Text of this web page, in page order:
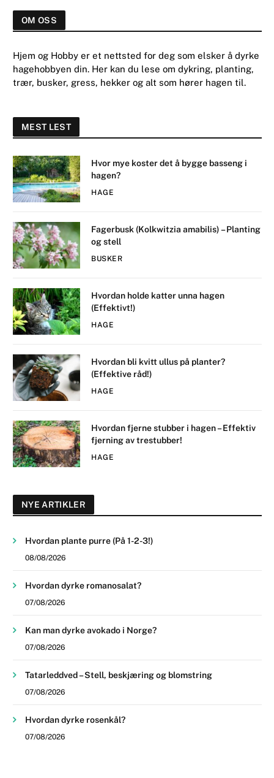
OM OSS
Hjem og Hobby er et nettsted for deg som elsker å dyrke
hagehobbyen din. Her kan du lese om dykring, planting,
trær, busker, gress, hekker og alt som hører hagen til.
MEST LEST
Hvor mye koster det å bygge basseng i
hagen?
HAGE
Fagerbusk (Kolkwitzia amabilis) – Planting
og stell
BUSKER
Hvordan holde katter unna hagen
(Effektivt!)
HAGE
Hvordan bli kvitt ullus på planter?
(Effektive råd!)
HAGE
Hvordan fjerne stubber i hagen – Effektiv
fjerning av trestubber!
HAGE
NYE ARTIKLER
Hvordan plante purre (På 1-2-3!)
08/08/2026
Hvordan dyrke romanosalat?
07/08/2026
Kan man dyrke avokado i Norge?
07/08/2026
Tatarleddved – Stell, beskjæring og blomstring
07/08/2026
Hvordan dyrke rosenkål?
07/08/2026